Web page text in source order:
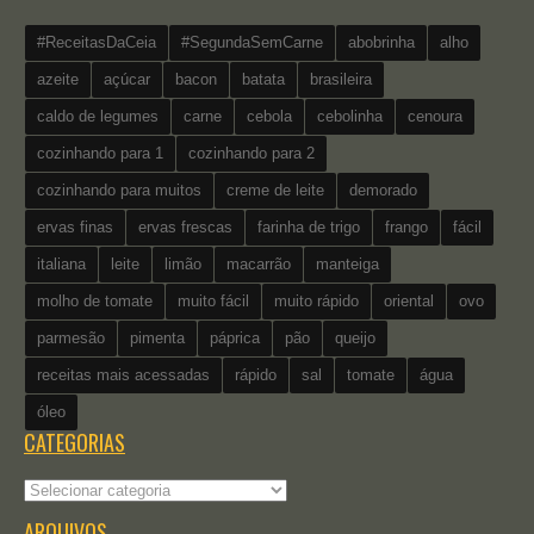
#ReceitasDaCeia #SegundaSemCarne abobrinha alho
azeite açúcar bacon batata brasileira
caldo de legumes carne cebola cebolinha cenoura
cozinhando para 1 cozinhando para 2
cozinhando para muitos creme de leite demorado
ervas finas ervas frescas farinha de trigo frango fácil
italiana leite limão macarrão manteiga
molho de tomate muito fácil muito rápido oriental ovo
parmesão pimenta páprica pão queijo
receitas mais acessadas rápido sal tomate água
óleo
CATEGORIAS
Categorias